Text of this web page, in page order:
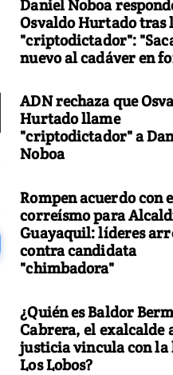
Al menos 33 muertos y varios
Daniel Noboa
Osvaldo Hurtado
"criptodictador":
nuevo al cadáver en
ADN rechaza que
Hurtado llame
"criptodictador" a
Noboa
Rompen acuerdo con
correísmo para
Guayaquil: líderes
contra candidata
"chimbadora"
¿Quién es Baldor
Cabrera, el exalcalde
justicia vincula con la
Los Lobos?